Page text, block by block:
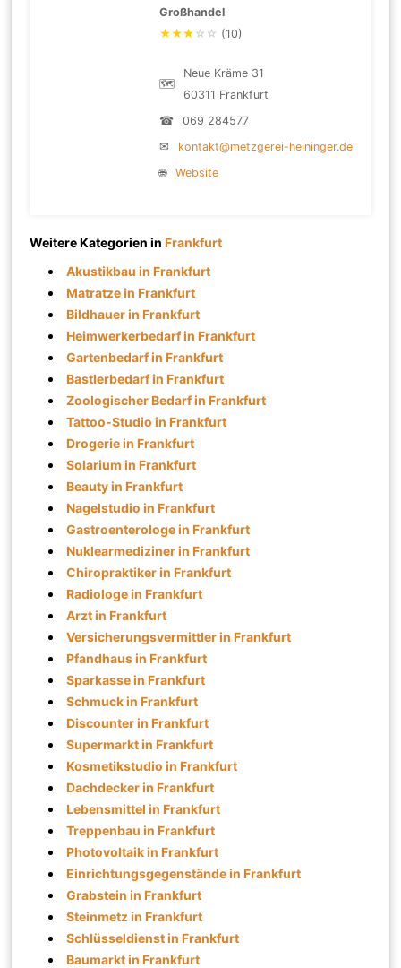
Großhandel
★★★ ☆ ☆ (10)
🗺
Neue Kräme 31
60311 Frankfurt
☎
069 284577
✉
kontakt@metzgerei-heininger.de
🌐
Website
Weitere Kategorien inFrankfurt
Akustikbau in Frankfurt
Matratze in Frankfurt
Bildhauer in Frankfurt
Heimwerkerbedarf in Frankfurt
Gartenbedarf in Frankfurt
Bastlerbedarf in Frankfurt
Zoologischer Bedarf in Frankfurt
Tattoo-Studio in Frankfurt
Drogerie in Frankfurt
Solarium in Frankfurt
Beauty in Frankfurt
Nagelstudio in Frankfurt
Gastroenterologe in Frankfurt
Nuklearmediziner in Frankfurt
Chiropraktiker in Frankfurt
Radiologe in Frankfurt
Arzt in Frankfurt
Versicherungsvermittler in Frankfurt
Pfandhaus in Frankfurt
Sparkasse in Frankfurt
Schmuck in Frankfurt
Discounter in Frankfurt
Supermarkt in Frankfurt
Kosmetikstudio in Frankfurt
Dachdecker in Frankfurt
Lebensmittel in Frankfurt
Treppenbau in Frankfurt
Photovoltaik in Frankfurt
Einrichtungsgegenstände in Frankfurt
Grabstein in Frankfurt
Steinmetz in Frankfurt
Schlüsseldienst in Frankfurt
Baumarkt in Frankfurt